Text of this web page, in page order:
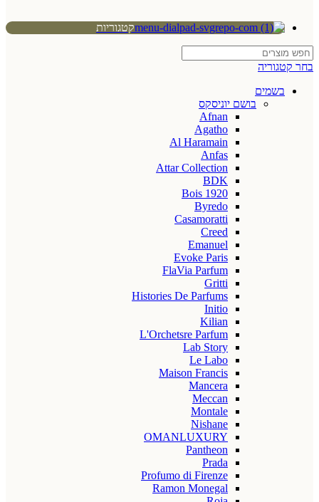
קטגוריות
בחר קטגוריה
בשמים
בושם יוניסקס
Afnan
Agatho
Al Haramain
Anfas
Attar Collection
BDK
Bois 1920
Byredo
Casamoratti
Creed
Emanuel
Evoke Paris
FlaVia Parfum
Gritti
Histories De Parfums
Initio
Kilian
L'Orchetsre Parfum
Lab Story
Le Labo
Maison Francis
Mancera
Meccan
Montale
Nishane
OMANLUXURY
Pantheon
Prada
Profumo di Firenze
Ramon Monegal